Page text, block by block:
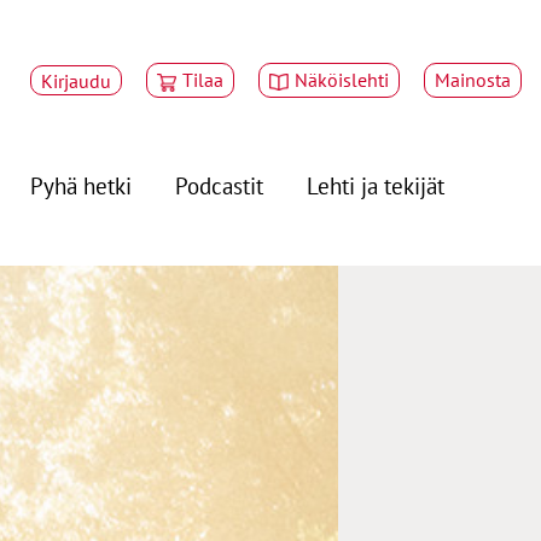
Kirjaudu Tilaa Näköislehti Mainosta
Pyhä hetki Podcastit Lehti ja tekijät